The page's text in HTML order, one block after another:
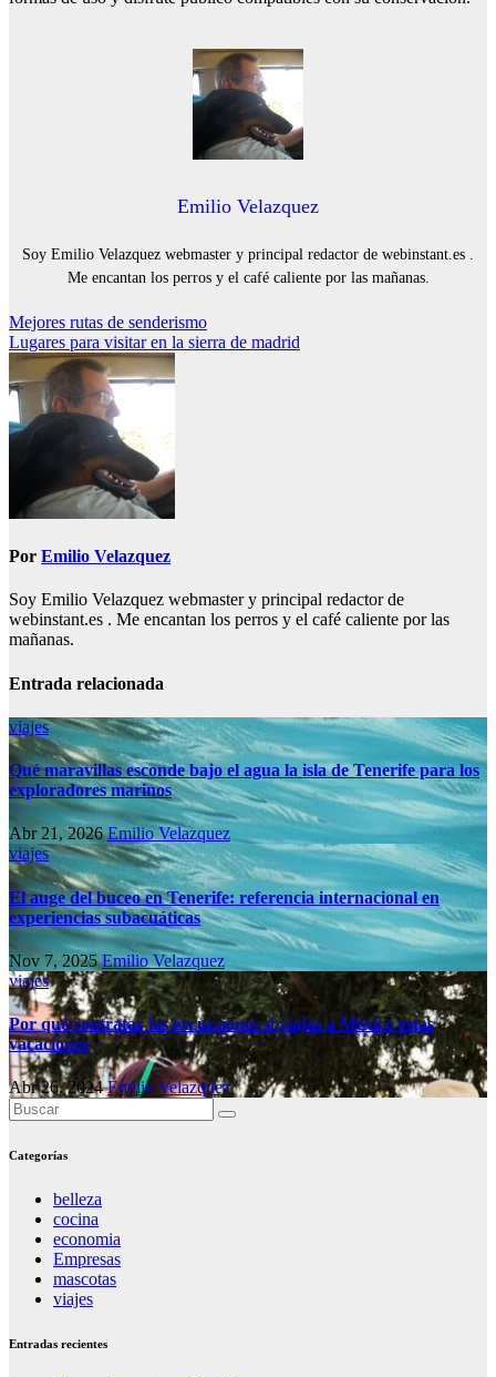
Emilio Velazquez
Soy Emilio Velazquez webmaster y principal redactor de webinstant.es .
Me encantan los perros y el café caliente por las mañanas.
Navegación
de
entradas
Mejores rutas de senderismo
Lugares para visitar en la sierra de madrid
Por Emilio Velazquez
Soy Emilio Velazquez webmaster y principal redactor de
webinstant.es . Me encantan los perros y el café caliente por las
mañanas.
Entrada relacionada
viajes
Qué maravillas esconde bajo el agua la isla de Tenerife para los
exploradores marinos
Abr 21, 2026Emilio Velazquez
viajes
El auge del buceo en Tenerife: referencia internacional en
experiencias subacuáticas
Nov 7, 2025Emilio Velazquez
viajes
Por qué contratar las excursiones si viajas a México estas
vacaciones
Abr 26, 2024Emilio Velazquez
Categorías
belleza
cocina
economia
Empresas
mascotas
viajes
Entradas recientes